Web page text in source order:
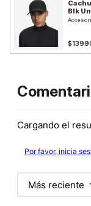
Blk
Cargando el
Por favor, inicia
Más reciente